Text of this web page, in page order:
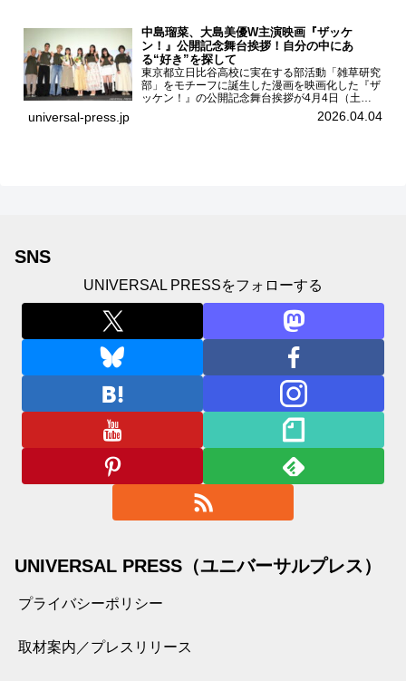
中島瑠菜、大島美優W主演映画『ザッケ
ン！』公開記念舞台挨拶！自分の中にあ
る“好き”を探して
東京都立日比谷高校に実在する部活動「雑草研究
部」をモチーフに誕生した漫画を映画化した『ザ
ッケン！』の公開記念舞台挨拶が4月4日（土）
ユナイテッドシネマお台場で開催され、出演者の
中島瑠菜、大島美優、八神遼介（ICEx）、阿佐
universal-press.jp 2026.04.04
SNS
UNIVERSAL PRESSをフォローする
UNIVERSAL PRESS（ユニバーサルプレス）
プライバシーポリシー
取材案内／プレスリリース